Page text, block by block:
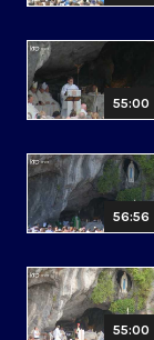
55:00
56:56
55:00